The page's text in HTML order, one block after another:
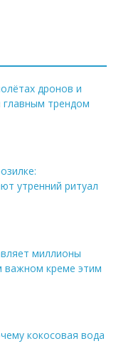
дронов и
главным трендом
утренний ритуал
миллионы
важном креме этим
кокосовая вода